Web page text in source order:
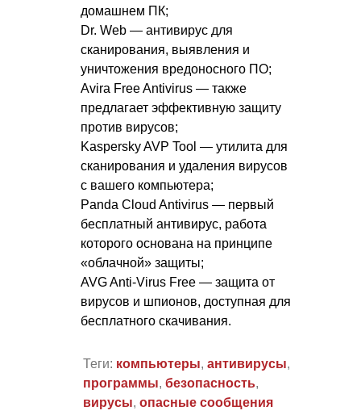
домашнем ПК;
Dr. Web — антивирус для
сканирования, выявления и
уничтожения вредоносного ПО;
Avira Free Antivirus — также
предлагает эффективную защиту
против вирусов;
Kaspersky AVP Tool — утилита для
сканирования и удаления вирусов
с вашего компьютера;
Panda Cloud Antivirus — первый
бесплатный антивирус, работа
которого основана на принципе
«облачной» защиты;
AVG Anti-Virus Free — защита от
вирусов и шпионов, доступная для
бесплатного скачивания.
Теги: компьютеры, антивирусы,
программы, безопасность,
вирусы, опасные сообщения